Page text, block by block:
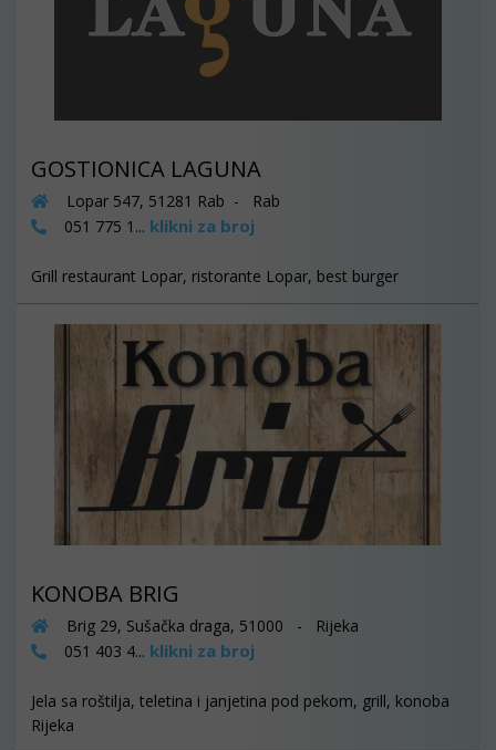
GOSTIONICA LAGUNA
Lopar 547, 51281 Rab - Rab
051 775 1... klikni za broj
Grill restaurant Lopar, ristorante Lopar, best burger
KONOBA BRIG
Brig 29, Sušačka draga, 51000 - Rijeka
051 403 4... klikni za broj
Jela sa roštilja, teletina i janjetina pod pekom, grill, konoba
Rijeka